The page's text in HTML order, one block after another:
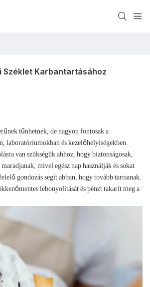
Széklet Karbantartásához
tűnhetnek, de nagyon fontosak a
laboratóriumokban és kezelőhelyiségekben.
van szükségük ahhoz, hogy biztonságosak,
mivel egész nap használják és sokat
gondozás segít abban, hogy tovább tartsanak.
lebonyolítását és pénzt takarít meg a